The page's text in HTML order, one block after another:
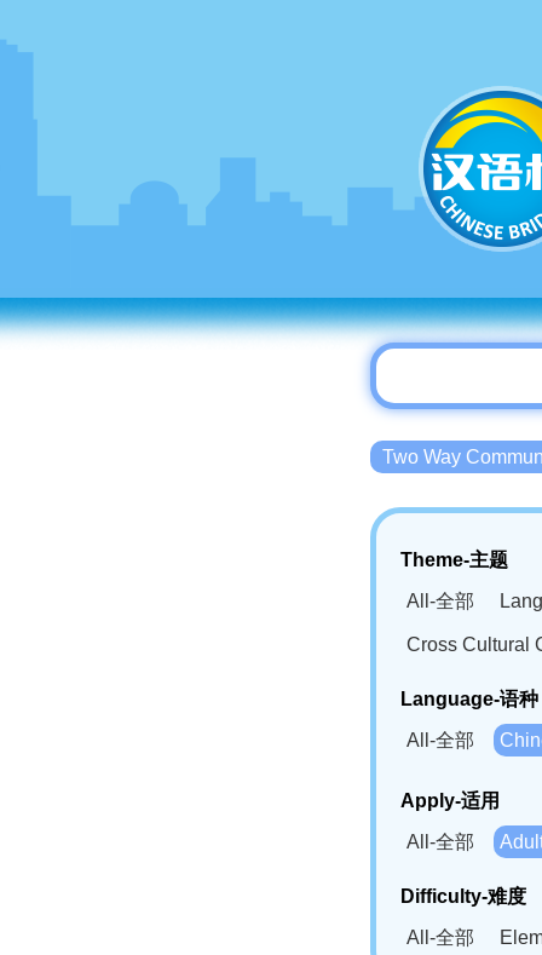
Two Way
Theme-主题
All-全部
Cross Cultural
Language-语种
All-全部
Bahasa
Swahili(SW)-
Apply-适用
All-全部
Difficulty-难度
All-全部